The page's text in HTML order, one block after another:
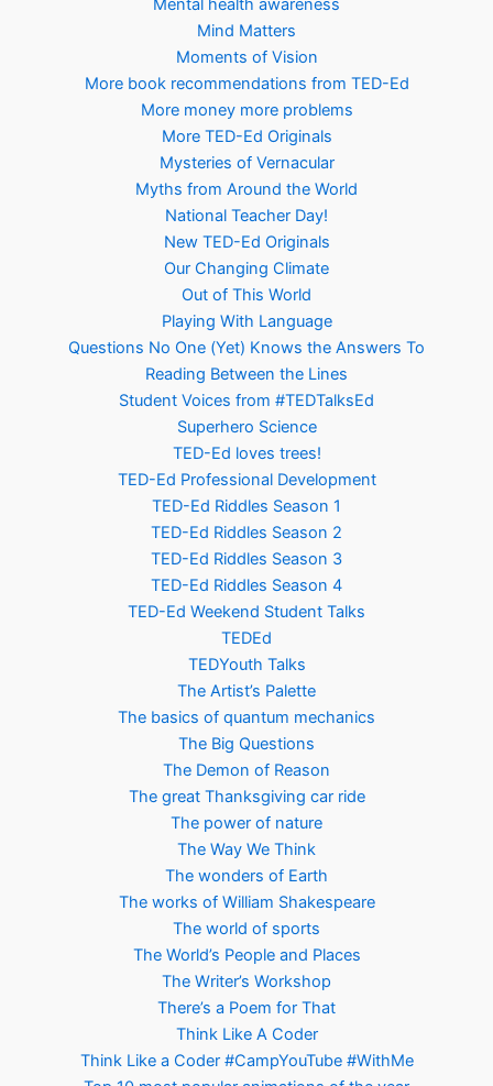
Mental health awareness
Mind Matters
Moments of Vision
More book recommendations from TED-Ed
More money more problems
More TED-Ed Originals
Mysteries of Vernacular
Myths from Around the World
National Teacher Day!
New TED-Ed Originals
Our Changing Climate
Out of This World
Playing With Language
Questions No One (Yet) Knows the Answers To
Reading Between the Lines
Student Voices from #TEDTalksEd
Superhero Science
TED-Ed loves trees!
TED-Ed Professional Development
TED-Ed Riddles Season 1
TED-Ed Riddles Season 2
TED-Ed Riddles Season 3
TED-Ed Riddles Season 4
TED-Ed Weekend Student Talks
TEDEd
TEDYouth Talks
The Artist’s Palette
The basics of quantum mechanics
The Big Questions
The Demon of Reason
The great Thanksgiving car ride
The power of nature
The Way We Think
The wonders of Earth
The works of William Shakespeare
The world of sports
The World’s People and Places
The Writer’s Workshop
There’s a Poem for That
Think Like A Coder
Think Like a Coder #CampYouTube #WithMe